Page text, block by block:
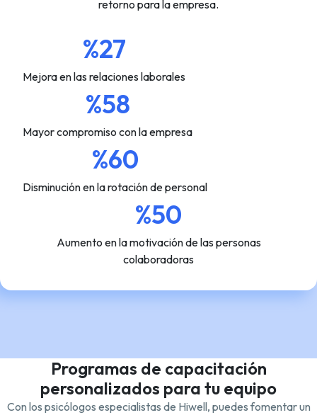
retorno para la empresa.
%27
Mejora en las relaciones laborales
%58
Mayor compromiso con la empresa
%60
Disminución en la rotación de personal
%50
Aumento en la motivación de las personas
colaboradoras
Programas de capacitación
personalizados para tu equipo
Con los psicólogos especialistas de Hiwell, puedes fomentar un